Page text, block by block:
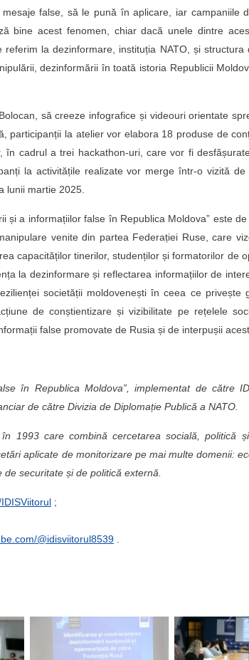
false, să le pună în aplicare, iar campaniile
bine acest fenomen, chiar dacă unele dintre
la dezinformare, instituția NATO, și structura
dezinformării în toată istoria Republicii
să creeze infografice și videouri orientate
participanții la atelier vor elabora 18 produse de
cadrul a trei hackathon-uri, care vor fi
la activitățile realizate vor merge într-o vizită de
lunii martie 2025.
și a informațiilor false în Republica Moldova” este
venite din partea Federației Ruse, care
capacităților tinerilor, studenților și formatorilor de
la dezinformare și reflectarea informațiilor de
societății moldovenești în ceea ce privește
de conștientizare și vizibilitate pe rețelele
false promovate de Rusia și de interpușii
în Republica Moldova”, implementat de către
de către Divizia de Diplomație Publică a NATO.
1993 care combină cercetarea socială, politică
aplicate de monitorizare pe mai multe domenii:
securitate și de politică externă.
;
@idisviitorul8539